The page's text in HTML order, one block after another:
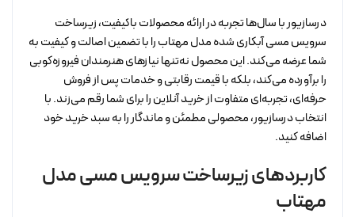
درسازیور با سال‌ها تجربه در ارائه محصولات باکیفیت، زیرساخت
سرویس مسی آبکاری شده مدل مهتاب را با تضمین اصالت و کیفیت به
شما عرضه می‌کند. این محصول نه‌تنها نیازهای هنرمندان فیروزه‌کوبی
را برآورده می‌کند، بلکه با قیمت رقابتی و خدمات پس از فروش
حرفه‌ای، تجربه‌ای متفاوت از خرید آنلاین را برای شما رقم می‌زند. با
انتخاب درسازیور، محصولی مطمئن و ماندگار را به سبد خرید خود
اضافه کنید.
کاربردهای زیرساخت سرویس مسی مدل
مهتاب